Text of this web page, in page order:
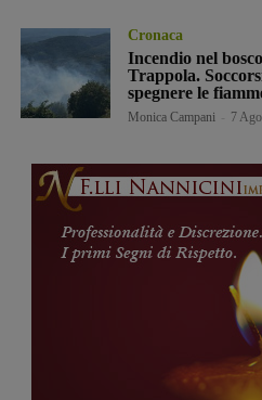
Cronaca
Incendio nel
Trappola.
spegnere le
Monica Campani 7